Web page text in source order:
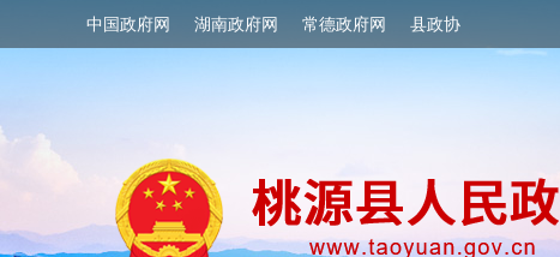
中国政府网 湖南政府网 常德政府网 县政协